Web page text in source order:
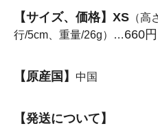
【サイズ、価格】XS （
行/5cm、重量/26g）…660円
【原産国】 中国
【発送について】